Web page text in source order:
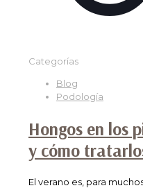
Categorías
Blog
Podología
Hongos en los
y cómo
El verano es, para